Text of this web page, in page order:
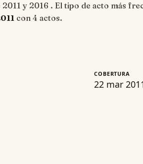
y 2016 . El tipo de acto más
con 4 actos.
COBERTURA
22 mar